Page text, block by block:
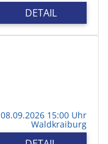
DETAIL
08.09.2026 15:00 Uhr
Waldkraiburg